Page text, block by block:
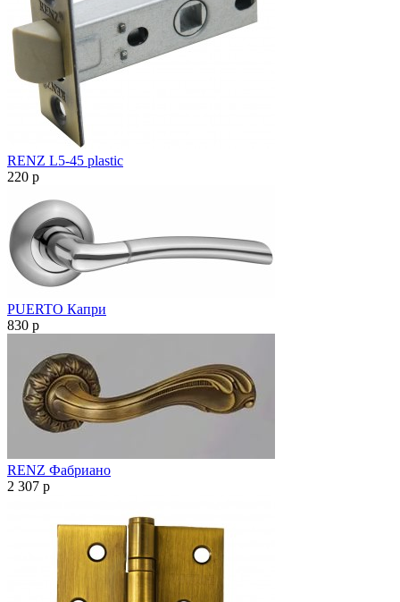
RENZ L5-45 plastic
220 p
PUERTO Капри
830 p
RENZ Фабриано
2 307 p